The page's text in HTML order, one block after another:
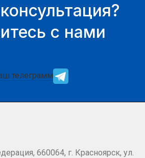
с нами
телеграмм
660064, г. Красноярск, ул.